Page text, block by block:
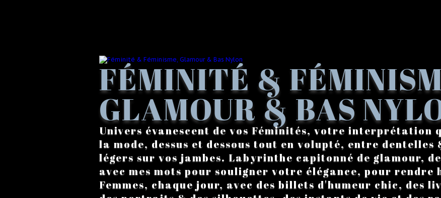
FÉMINITÉ &
GLAMOUR & BAS
Univers évanescent de vos Féminités, votre interprétation
la mode, dessus et dessous tout en volupté, entre dentelles
légers sur vos jambes. Labyrinthe capitonné de glamour,
avec mes mots pour souligner votre élégance, pour rendre
Femmes, chaque jour, avec des billets d'humeur chic, des